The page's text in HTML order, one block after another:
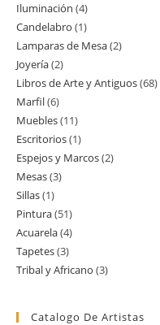
productos
Iluminación 44
productos
Candelabro 11
producto
Lamparas de Mesa 22
Joyería 22
productos
Libros de Arte y Antiguos 6868
Marfil 66
productos
Muebles 1111
productos
Escritorios 11
producto
Espejos y Marcos 22
Mesas 33
Sillas 11
producto
Pintura 5151
productos
Acuarela 44
productos
Tapetes 33
productos
Tribal y Africano 33
Catalogo De Artistas